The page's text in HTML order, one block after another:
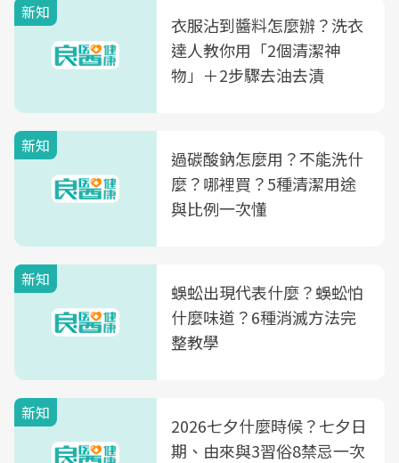
新知
衣服沾到醬料怎麼辦？洗衣
達人教你用「2個清潔神
物」＋2步驟去油去漬
新知
過碳酸鈉怎麼用？不能洗什
麼？哪裡買？5種清潔用途
與比例一次懂
新知
蜈蚣出現代表什麼？蜈蚣怕
什麼味道？6種消滅方法完
整教學
新知
2026七夕什麼時候？七夕日
期、由來與3習俗8禁忌一次